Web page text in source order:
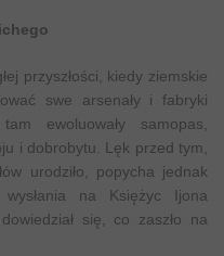
przyszłości, kiedy ziemskie
swe arsenały i fabryki
ewoluowały samopas,
i dobrobytu. Lęk przed tym,
urodziło, popycha jednak
na Księżyc Ijona
się, co zaszło na